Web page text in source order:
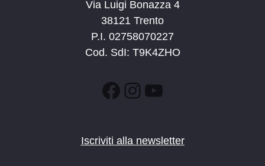
Via Luigi Bonazza 4
38121 Trento
P.I. 02758070227
Cod. SdI: T9K4ZHO
Facebook
Instagram
YouTube
Iscriviti alla newsletter